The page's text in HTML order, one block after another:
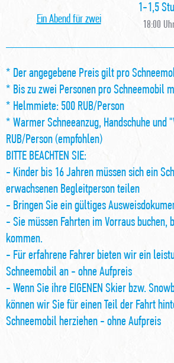
Ein Abend für zwei
1-1,5
18:00
* Der angegebene Preis gilt pro
* Bis zu zwei Personen pro Schneemobil
* Helmmiete: 500 RUB/Person
* Warmer Schneeanzug, Handschuhe und
RUB/Person (empfohlen)
BITTE BEACHTEN SIE:
- Kinder bis 16 Jahren müssen sich ein
erwachsenen Begleitperson teilen
- Bringen Sie ein gültiges
- Sie müssen Fahrten im Vorraus buchen,
kommen.
- Für erfahrene Fahrer bieten wir ein
Schneemobil an - ohne Aufpreis
- Wenn Sie ihre EIGENEN Skier bzw.
können wir Sie für einen Teil der Fahrt
Schneemobil herziehen - ohne Aufpreis